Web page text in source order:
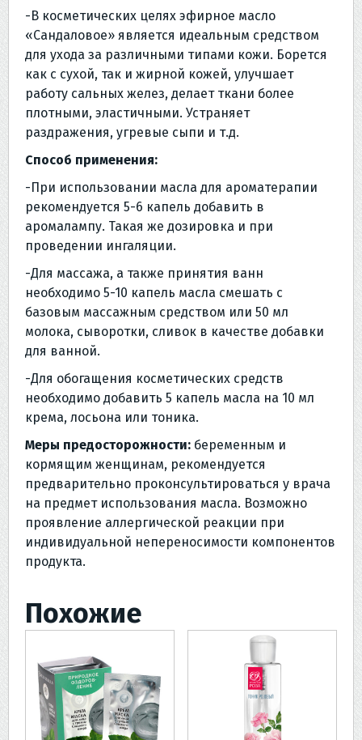
-В косметических целях эфирное масло
«Сандаловое» является идеальным средством
для ухода за различными типами кожи. Борется
как с сухой, так и жирной кожей, улучшает
работу сальных желез, делает ткани более
плотными, эластичными. Устраняет
раздражения, угревые сыпи и т.д.
Способ применения:
-При использовании масла для ароматерапии
рекомендуется 5-6 капель добавить в
аромалампу. Такая же дозировка и при
проведении ингаляции.
-Для массажа, а также принятия ванн
необходимо 5-10 капель масла смешать с
базовым массажным средством или 50 мл
молока, сыворотки, сливок в качестве добавки
для ванной.
-Для обогащения косметических средств
необходимо добавить 5 капель масла на 10 мл
крема, лосьона или тоника.
Меры предосторожности: беременным и
кормящим женщинам, рекомендуется
предварительно проконсультироваться у врача
на предмет использования масла. Возможно
проявление аллергической реакции при
индивидуальной непереносимости компонентов
продукта.
Похожие